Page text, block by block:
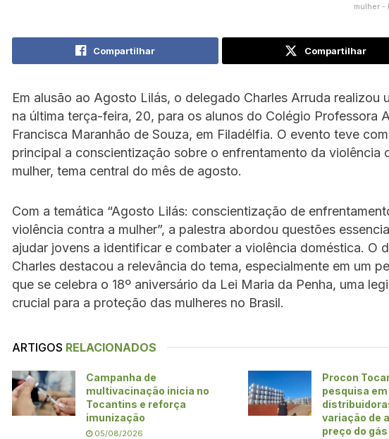
mulher -
Compartilhar Compartilhar
Em alusão ao Agosto Lilás, o delegado Charles Arruda realizou
na última terça-feira, 20, para os alunos do Colégio Professora
Francisca Maranhão de Souza, em Filadélfia. O evento teve
principal a conscientização sobre o enfrentamento da violência
mulher, tema central do mês de agosto.
Com a temática “Agosto Lilás: conscientização de
violência contra a mulher”, a palestra abordou questões
ajudar jovens a identificar e combater a violência doméstica. O
Charles destacou a relevância do tema, especialmente em um
que se celebra o 18º aniversário da Lei Maria da Penha, uma
crucial para a proteção das mulheres no Brasil.
ARTIGOS RELACIONADOS
Campanha de
multivacinação inicia no
Tocantins e reforça
imunização
05/08/2026
Procon
pesquisa em
variação de
preço do